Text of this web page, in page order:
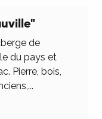
de
du pays et
Pierre, bois,